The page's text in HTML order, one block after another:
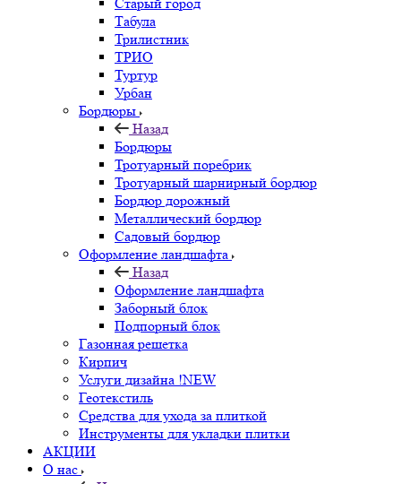
Табула
Трилистник
ТРИО
Туртур
Урбан
Бордюры
Назад
Бордюры
Тротуарный поребрик
Тротуарный шарнирный бордюр
Бордюр дорожный
Металлический бордюр
Садовый бордюр
Оформление ландшафта
Назад
Оформление ландшафта
Заборный блок
Подпорный блок
Газонная решетка
Кирпич
Услуги дизайна !NEW
Геотекстиль
Средства для ухода за плиткой
Инструменты для укладки плитки
АКЦИИ
О нас